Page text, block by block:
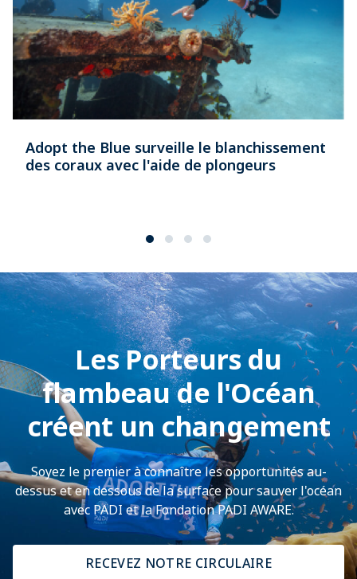
Adopt the Blue surveille le blanchissement
des coraux avec l'aide de plongeurs
Les Porteurs du
flambeau de l'Océan
créent un changement
Soyez le premier à connaître les opportunités au-
dessus et en dessous de la surface pour sauver l'océan
avec PADI et la Fondation PADI AWARE.​
RECEVEZ NOTRE CIRCULAIRE